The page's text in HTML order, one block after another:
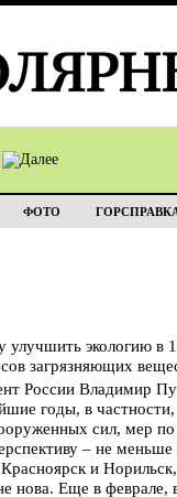
ФОТО
экологию в
загрязняющих
России Владимир
годы, в
сил, мер
– не
Красноярск и
нова. Еще в